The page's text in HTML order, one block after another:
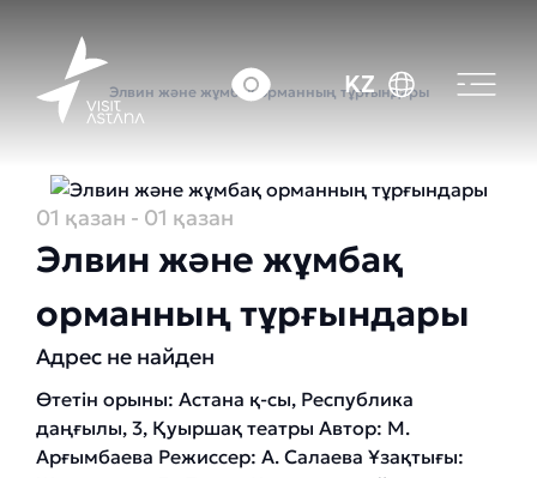
KZ
Оқиғалар күнтізбесі
Элвин және жұмбақ орманның тұрғындары
01 қазан - 01 қазан
Элвин және жұмбақ
орманның тұрғындары
Адрес не найден
Өтетін орыны: Астана қ-сы, Республика
даңғылы, 3, Қуыршақ театры Автор: М.
Арғымбаева Режиссер: А. Салаева Ұзақтығы: